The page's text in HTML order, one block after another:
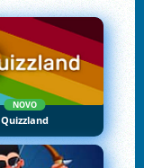
NOVO
Quizzland